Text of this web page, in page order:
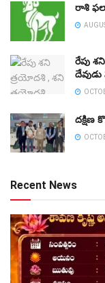
రాశి
రేపు
దేవుడు
దక్షిణ
Recent News